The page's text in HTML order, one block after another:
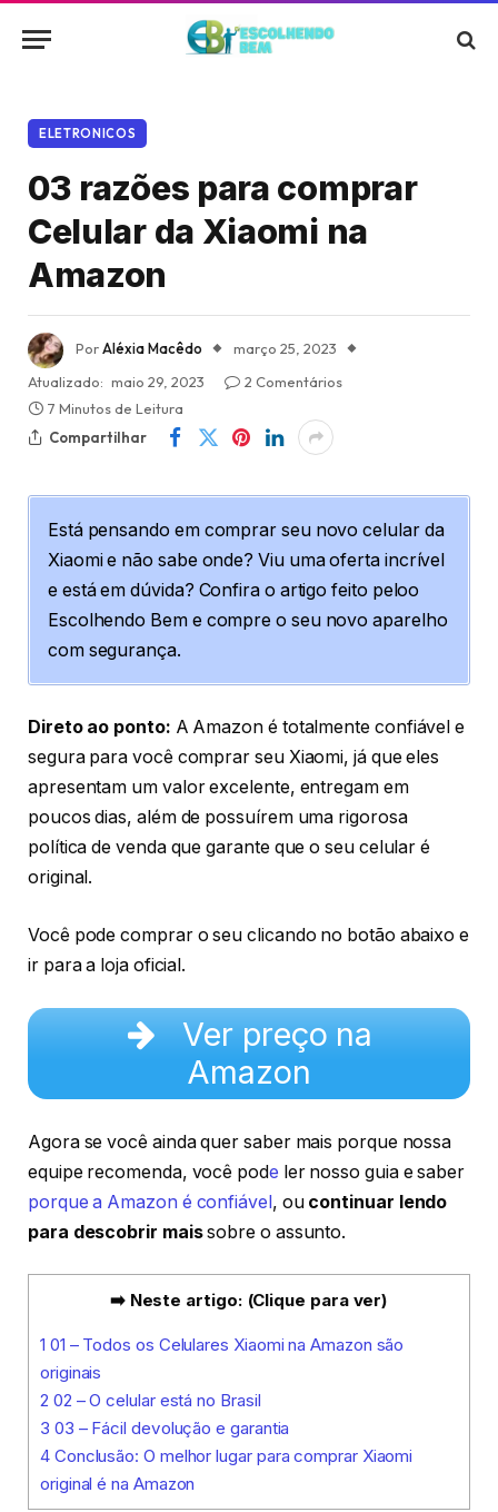
ELETRONICOS
03 razões para comprar
Celular da Xiaomi na
Amazon
PorAléxia Macêdo
março 25, 2023
Atualizado: maio 29, 2023
2 Comentários
7 Minutos de Leitura
Compartilhar
Está pensando em comprar seu novo celular da
Xiaomi e não sabe onde? Viu uma oferta incrível
e está em dúvida? Confira o artigo feito peloo
Escolhendo Bem e compre o seu novo aparelho
com segurança.
Direto ao ponto: A Amazon é totalmente confiável e
segura para você comprar seu Xiaomi, já que eles
apresentam um valor excelente, entregam em
poucos dias, além de possuírem uma rigorosa
política de venda que garante que o seu celular é
original.
Você pode comprar o seu clicando no botão abaixo e
ir para a loja oficial.
Ver preço na
Amazon
Agora se você ainda quer saber mais porque nossa
equipe recomenda, você pode ler nosso guia e saber
porque a Amazon é confiável, ou continuar lendo
para descobrir maissobre o assunto.
➡️ Neste artigo: (Clique para ver)
1 01 – Todos os Celulares Xiaomi na Amazon são
originais
2 02 – O celular está no Brasil
3 03 – Fácil devolução e garantia
4Conclusão: O melhor lugar para comprar Xiaomi
original é na Amazon